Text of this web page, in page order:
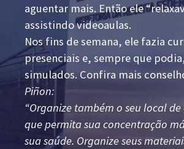
aguentar mais. Então ele
assistindo videoaulas.
Nos fins de semana, ele fazia
presenciais e, sempre que
simulados. Confira mais
Piñon:
“Organize também o seu local
que permita sua concentração
sua saúde. Organize seus